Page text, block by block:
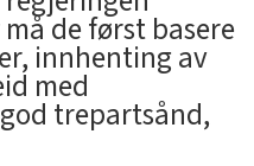
de først basere
innhenting av
med
trepartsånd,